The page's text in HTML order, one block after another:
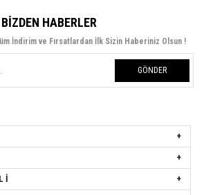
BIZDEN HABERLER
İndirim ve Fırsatlardan İlk Sizin Haberiniz Olsun !
GÖNDER